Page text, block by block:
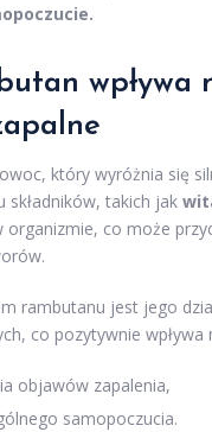
wpływa
który wyróżnia się
składników, takich jak
organizmie, co może
rambutanu jest jego
co pozytywnie
objawów zapalenia,
samopoczucia.